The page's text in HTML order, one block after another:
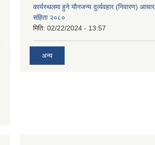
कार्यस्थलमा हुने यौनजन्य दुर्व्यवहार (निवारण) आचार
संहिता २०८०
मिति: 02/22/2024 - 13:57
अन्य